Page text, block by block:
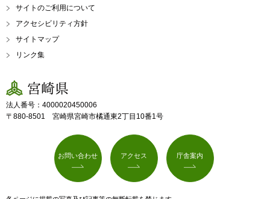
サイトのご利用について
アクセシビリティ方針
サイトマップ
リンク集
宮崎県
法人番号：4000020450006
〒880-8501 宮崎県宮崎市橘通東2丁目10番1号
お問い合わせ アクセス 庁舎案内